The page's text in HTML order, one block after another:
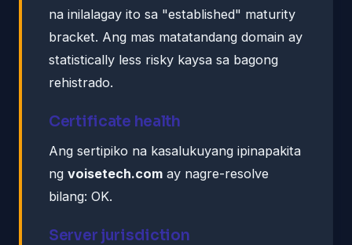
na inilalagay ito sa "established" maturity
bracket. Ang mas matatandang domain ay
statistically less risky kaysa sa bagong
rehistrado.
Certificate health
Ang sertipiko na kasalukuyang ipinapakita
ng voisetech.com ay nagre-resolve
bilang: OK.
Server jurisdiction